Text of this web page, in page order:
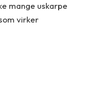
mange uskarpe
virker